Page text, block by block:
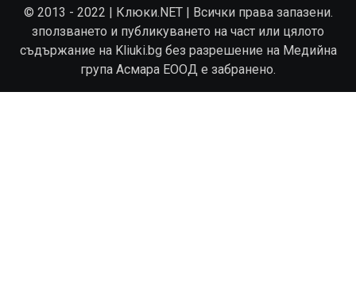
© 2013 - 2022 | Клюки.NET | Всички права запазени.
зползването и публикуването на част или цялото
съдържание на Kliuki.bg без разрешение на Медийна
група Асмара ЕООД е забранено.